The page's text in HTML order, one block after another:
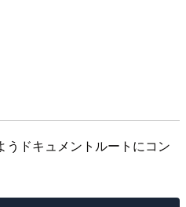
うドキュメントルートにコン